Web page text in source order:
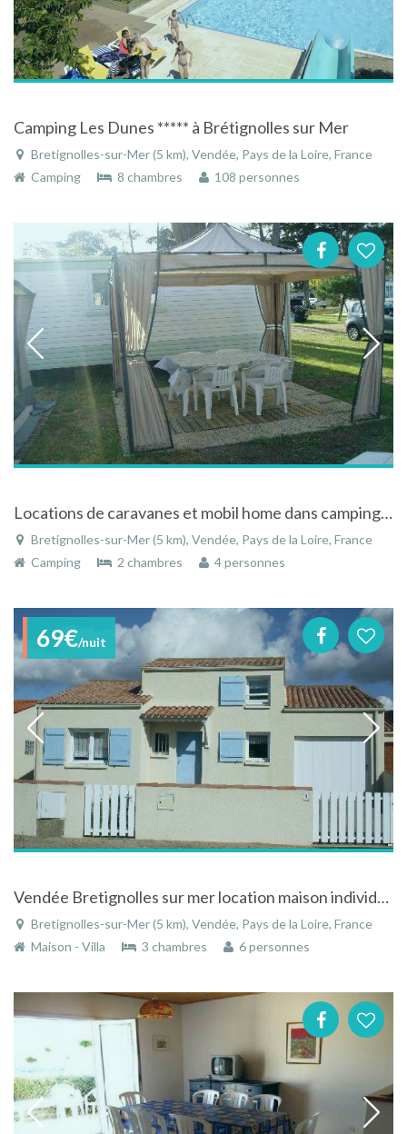
Camping Les Dunes ***** à Brétignolles sur Mer
Bretignolles-sur-Mer (5 km), Vendée, Pays de la Loire, France
Camping
8 chambres 108 personnes
Locations de caravanes et mobil home dans camping à Bretignolles-sur-Me
Bretignolles-sur-Mer (5 km), Vendée, Pays de la Loire, France
Camping
2 chambres 4 personnes
69€/nuit
Vendée Bretignolles sur mer location maison individuelle à 200 m de la plage de la Parée
Bretignolles-sur-Mer (5 km), Vendée, Pays de la Loire, France
Maison - Villa
3 chambres 6 personnes